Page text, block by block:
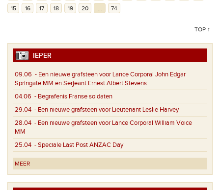
15
16 17 18 19 20 ... 74
TOP ↑
IEPER
09.06 - Een nieuwe grafsteen voor Lance Corporal John Edgar
Springate MM en Serjeant Ernest Albert Stevens
04.06 - Begrafenis Franse soldaten
29.04 - Een nieuwe grafsteen voor Lieutenant Leslie Harvey
28.04 - Een nieuwe grafsteen voor Lance Corporal William Voice
MM
25.04 - Speciale Last Post ANZAC Day
MEER